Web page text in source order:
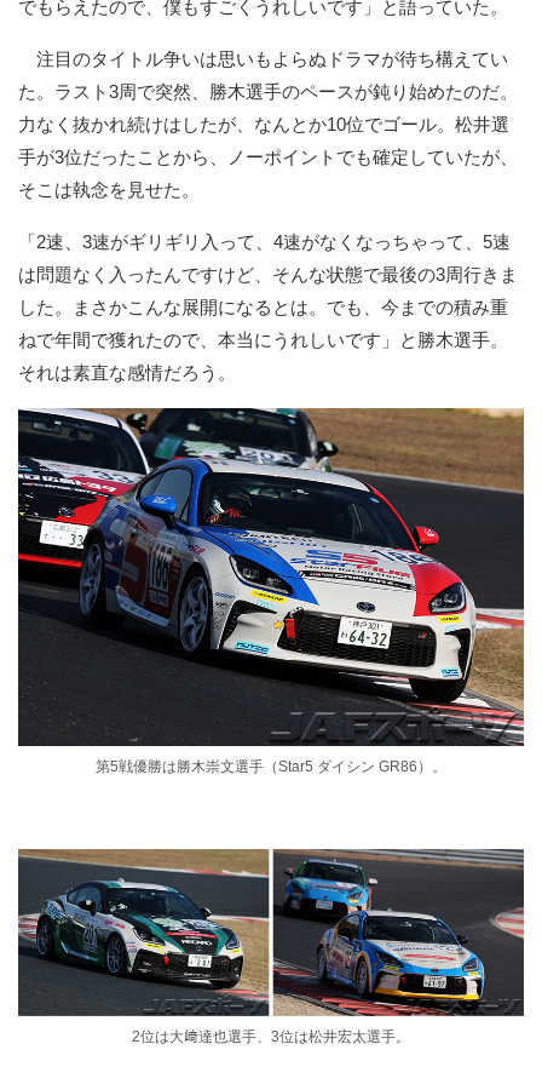
でもらえたので、僕もすごくうれしいです」と語っていた。
注目のタイトル争いは思いもよらぬドラマが待ち構えてい
た。ラスト3周で突然、勝木選手のペースが鈍り始めたのだ。
力なく抜かれ続けはしたが、なんとか10位でゴール。松井選
手が3位だったことから、ノーポイントでも確定していたが、
そこは執念を見せた。
「2速、3速がギリギリ入って、4速がなくなっちゃって、5速
は問題なく入ったんですけど、そんな状態で最後の3周行きま
した。まさかこんな展開になるとは。でも、今までの積み重
ねで年間で獲れたので、本当にうれしいです」と勝木選手。
それは素直な感情だろう。
第5戦優勝は勝木崇文選手（Star5 ダイシン GR86）。
2位は大﨑達也選手、3位は松井宏太選手。